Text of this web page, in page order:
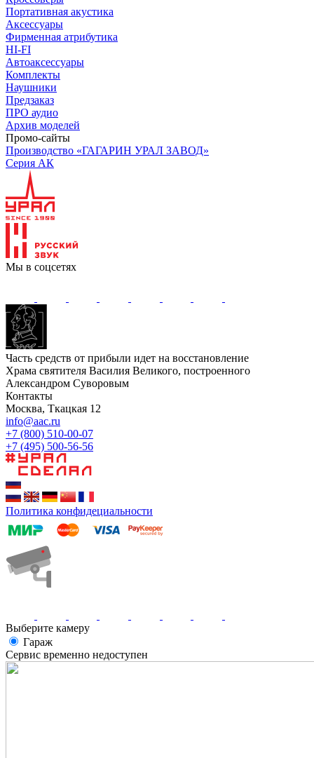
Портативная акустика
Аксессуары
Фирменная атрибутика
HI-FI
Автоаксессуары
Комплекты
Наушники
Предзаказ
ПРО аудио
Архив моделей
Промо-сайты
Производство «ГАГАРИН УРАЛ ЗАВОД»
Серия АК
Мы в соцсетях
Часть средств от прибыли идет на восстановление
Храма святителя Василия Великого, построенного
Александром Суворовым
Контакты
Москва, Ткацкая 12
info@aac.ru
+7 (800) 510-00-07
+7 (495) 500-56-56
Политика конфидециальности
Выберите камеру
Гараж
Сервис временно недоступен